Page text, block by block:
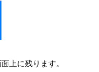
上に残ります。